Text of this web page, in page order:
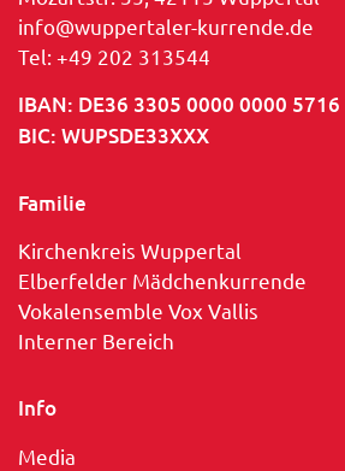
info@wuppertaler-kurrende.de
Tel: +49 202 313544
IBAN: DE36 3305 0000 0000 5716
BIC: WUPSDE33XXX
Familie
Kirchenkreis Wuppertal
Elberfelder Mädchenkurrende
Vokalensemble Vox Vallis
Interner Bereich
Info
Media